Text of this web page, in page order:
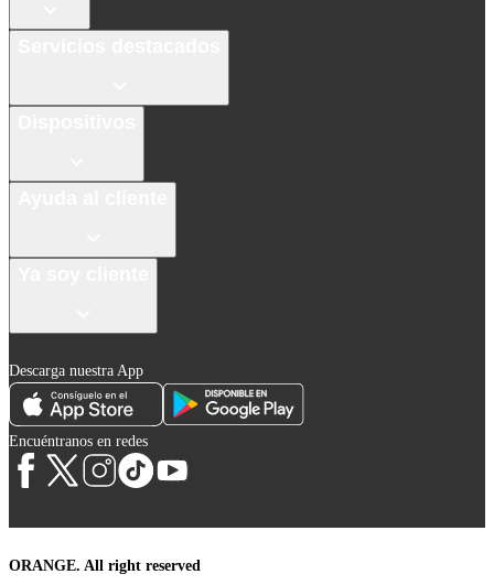
Descarga nuestra App
Encuéntranos en redes
ORANGE. All right reserved